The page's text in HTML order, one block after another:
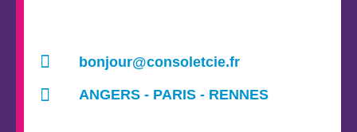
bonjour@consoletcie.fr
ANGERS - PARIS - RENNES